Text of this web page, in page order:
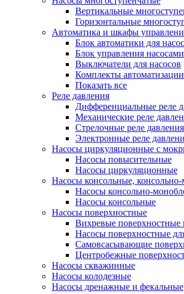
Вертикальные
Горизонтальные
Автоматика и шкафы
Блок автоматики для
Блок управления насосами
Выключатели для насосов
Комплекты
Показать все
Реле давления
Дифференциальные реле
Механические реле
Стрелочные реле давления
Электронные реле
Насосы циркуляционные с
Насосы повысительные
Насосы циркуляционные
Насосы консольные,
Насосы консольно-
Насосы консольные
Насосы поверхностные
Вихревые поверхностные
Насосы поверхностные
Самовсасывающие
Центробежные
Насосы скважинные
Насосы колодезные
Насосы дренажные и фекальные